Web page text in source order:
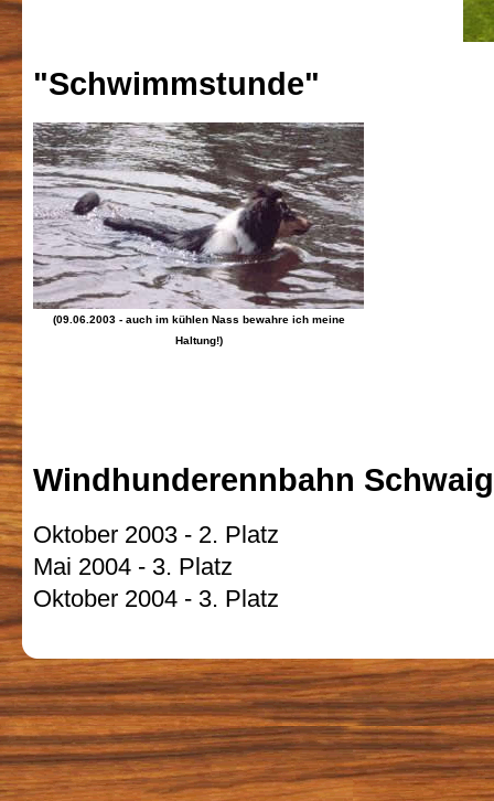
"Schwimmstunde"
(09.06.2003 - auch im kühlen Nass bewahre ich meine
Haltung!)
Windhunderennbahn
Oktober 2003 - 2. Platz
Mai 2004 - 3. Platz
Oktober 2004 - 3. Platz